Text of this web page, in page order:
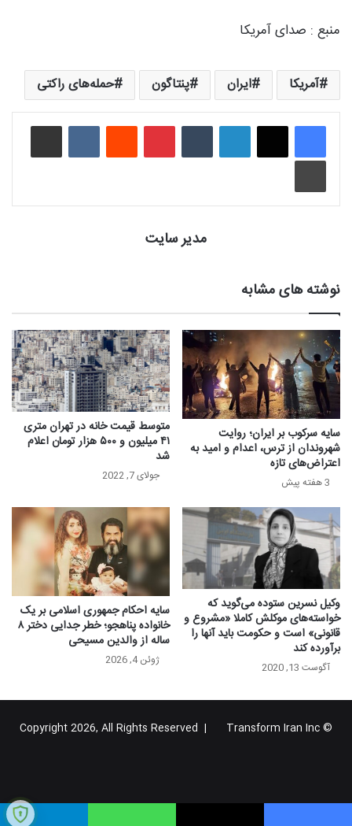
منبع : صدای آمریکا
آمریکا ایران پنتاگون حمله‌‌های راکتی
لینکدین ‫پین‌ترست ‫رددیت
چاپ
مدیر سایت
نوشته های مشابه
سایه سرکوب بر ایران؛ روایت
شهروندان از ترس، اعدام و امید به
اعتراض‌های تازه
3 هفته پیش
متوسط قیمت خانه در تهران متری
۴۱ میلیون و ۵۰۰ هزار تومان اعلام
شد
جولای 7, 2022
وکیل نسرین ستوده می‌گوید که
خواسته‌های موکلش کاملا «مشروع و
قانونی» است و حکومت باید آنها را
برآورده کند
آگوست 13, 2020
سایه احکام جمهوری اسلامی بر یک
خانواده پناهجو؛ خطر جدایی دختر ۸
ساله از والدین مسیحی
ژوئن 4, 2026
© Copyright 2026, All Rights Reserved |
Transform Iran Inc
بوک
پلاس